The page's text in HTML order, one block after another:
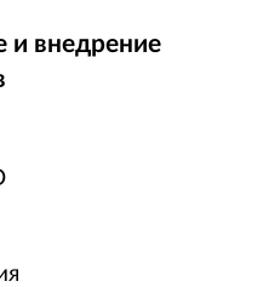
и внедрение